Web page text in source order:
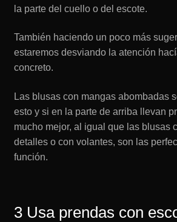
la parte del cuello o del escote.
También haciendo un poco más
estaremos desviando la atención
concreto.
Las blusas con mangas abombadas
esto y si en la parte de arriba llevan
mucho mejor, al igual que las blusas
detalles o con volantes, son las
función.
3 Usa prendas con